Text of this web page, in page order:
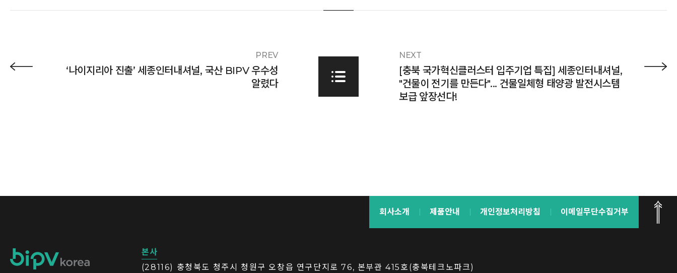
PREV
‘나이지리아 진출’ 세종인터내셔널, 국산 BIPV 우수성
알렸다
NEXT
[충북 국가혁신클러스터 입주기업 특집] 세종인터내셔널,
"건물이 전기를 만든다"... 건물일체형 태양광 발전시스템
보급 앞장선다!
회사소개 제품안내 개인정보처리방침 이메일무단수집거부
본사
(28116) 충청북도 청주시 청원구 오창읍 연구단지로 76, 본부관 415호(충북테크노파크)